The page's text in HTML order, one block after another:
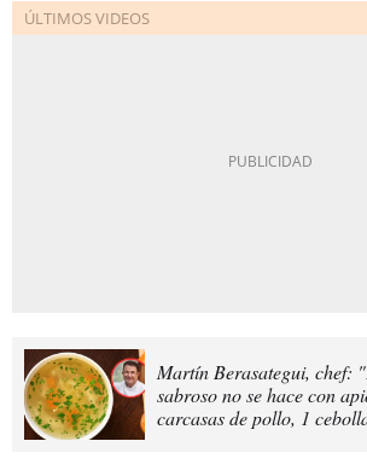
Martín Berasategui, chef:
sabroso no se hace con
carcasas de pollo, 1